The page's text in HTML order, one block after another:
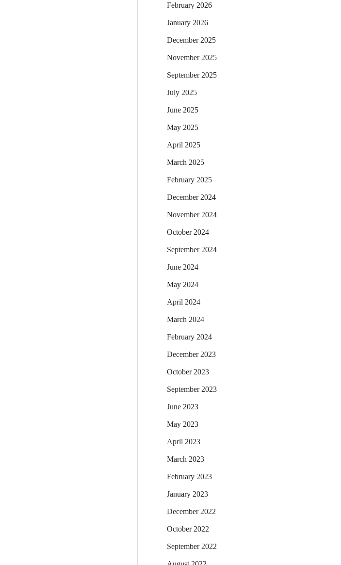
February 2026
January 2026
December 2025
November 2025
September 2025
July 2025
June 2025
May 2025
April 2025
March 2025
February 2025
December 2024
November 2024
October 2024
September 2024
June 2024
May 2024
April 2024
March 2024
February 2024
December 2023
October 2023
September 2023
June 2023
May 2023
April 2023
March 2023
February 2023
January 2023
December 2022
October 2022
September 2022